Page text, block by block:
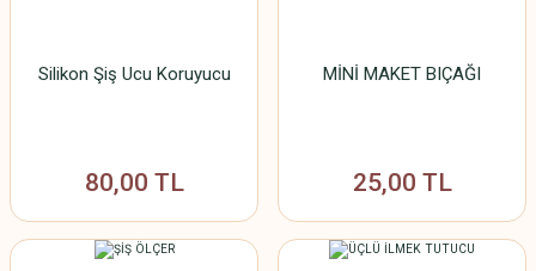
Silikon Şiş Ucu Koruyucu
80,00 TL
MİNİ MAKET BIÇAĞI
25,00 TL